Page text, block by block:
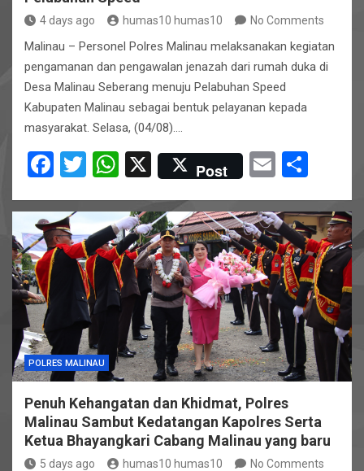
4 days ago humas10 humas10 No Comments
Malinau – Personel Polres Malinau melaksanakan kegiatan
pengamanan dan pengawalan jenazah dari rumah duka di
Desa Malinau Seberang menuju Pelabuhan Speed
Kabupaten Malinau sebagai bentuk pelayanan kepada
masyarakat. Selasa, (04/08).…
F
ce
b
o
T
tt
er
W
at
s
A
p
p
X Post
E
ail ar
e
POLRES MALINAU
Penuh Kehangatan dan Khidmat, Polres
Malinau Sambut Kedatangan Kapolres Serta
Ketua Bhayangkari Cabang Malinau yang baru
5 days ago humas10 humas10 No Comments